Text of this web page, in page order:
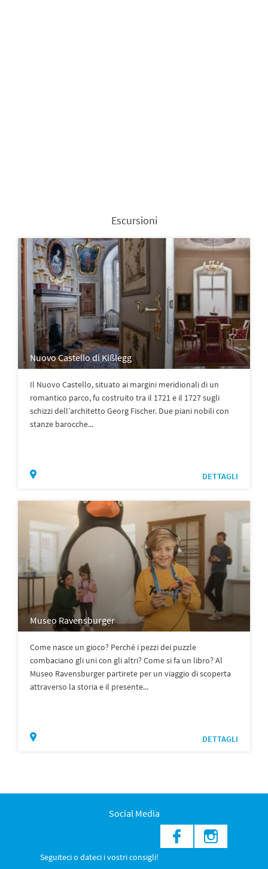
Escursioni
Nuovo Castello di Kißlegg
Il Nuovo Castello, situato ai margini meridionali di un
romantico parco, fu costruito tra il 1721 e il 1727 sugli
schizzi dell’architetto Georg Fischer. Due piani nobili con
stanze barocche...
DETTAGLI
Museo Ravensburger
Come nasce un gioco? Perché i pezzi dei puzzle
combaciano gli uni con gli altri? Come si fa un libro? Al
Museo Ravensburger partirete per un viaggio di scoperta
attraverso la storia e il presente...
DETTAGLI
Social Media
Seguiteci o dateci i vostri consigli!